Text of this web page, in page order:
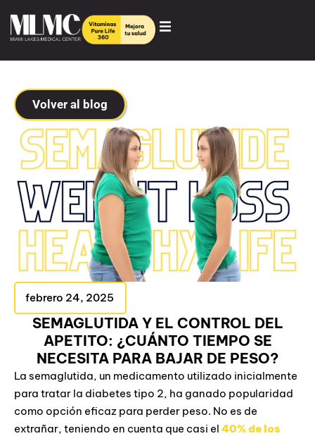
Volver al blog
febrero 24, 2025
SEMAGLUTIDA Y EL CONTROL DEL
APETITO: ¿CUÁNTO TIEMPO SE
NECESITA PARA BAJAR DE PESO?
La semaglutida, un medicamento utilizado inicialmente
para tratar la diabetes tipo 2, ha ganado popularidad
como opción eficaz para perder peso. No es de
extrañar, teniendo en cuenta que casi el 40% de los